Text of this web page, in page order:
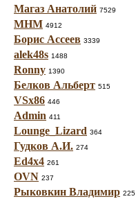
Магаз Анатолий 7529
МНМ 4912
Борис Ассеев 3339
alek48s 1488
Ronny 1390
Белков Альберт 515
VSx86 446
Admin 411
Lounge_Lizard 364
Гудков А.И. 274
Ed4x4 261
OVN 237
Рыковкин Владимир 225